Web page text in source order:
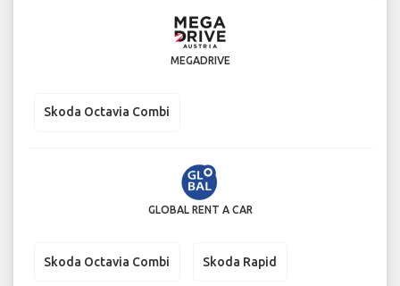
MEGADRIVE
Skoda Octavia Combi
GLOBAL RENT A CAR
Skoda Octavia Combi Skoda Rapid